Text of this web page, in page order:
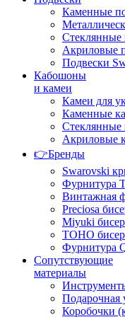
Каменные
Стеклянные
Акриловые
Подвески
Кабошоны
и камеи
Камеи для
Каменные
Акриловые
👉Бренды
Swarovski
Фурнитура
Винтажная
Preciosa
Miyuki бисер
TOHO бисер
Фурнитура
Сопутствующие
материалы
Подарочная
Коробочки